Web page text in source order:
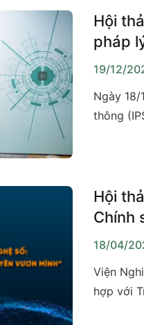
Hội
pháp
19/12/
Ngày
thông
Hội
Chính
quốc
18/04/
Viện
hợp với